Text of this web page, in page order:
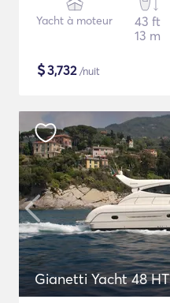
Yacht à moteur
43 ft
13 m
$3,732/nuit
Gianetti Yacht 48 HT